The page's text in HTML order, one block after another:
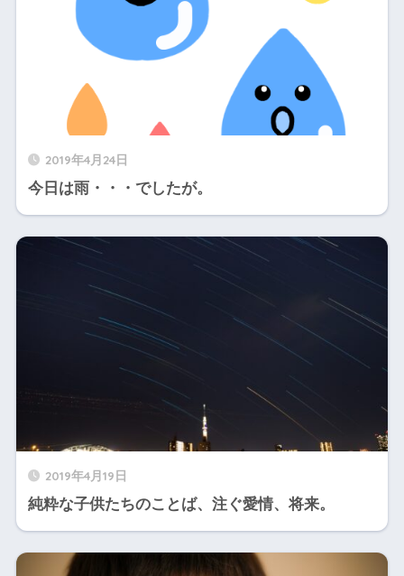
2019年4月24日
今日は雨・・・でしたが。
2019年4月19日
純粋な子供たちのことば、注ぐ愛情、将来。